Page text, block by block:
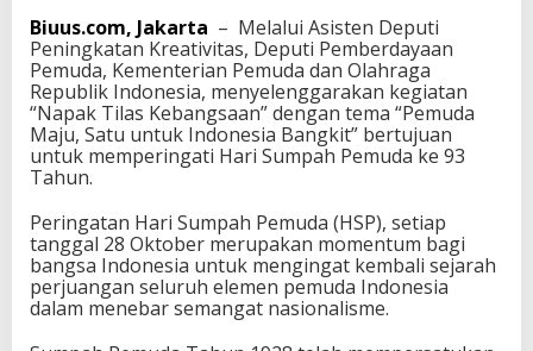
Biuus.com, Jakarta – Melalui Asisten Deputi
Peningkatan Kreativitas, Deputi Pemberdayaan
Pemuda, Kementerian Pemuda dan Olahraga
Republik Indonesia, menyelenggarakan kegiatan
“Napak Tilas Kebangsaan” dengan tema “Pemuda
Maju, Satu untuk Indonesia Bangkit” bertujuan
untuk memperingati Hari Sumpah Pemuda ke 93
Tahun.
Peringatan Hari Sumpah Pemuda (HSP), setiap
tanggal 28 Oktober merupakan momentum bagi
bangsa Indonesia untuk mengingat kembali sejarah
perjuangan seluruh elemen pemuda Indonesia
dalam menebar semangat nasionalisme.